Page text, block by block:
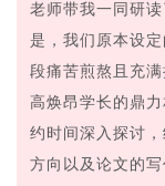
老师带我一同研
是，我们原本设
段痛苦煎熬且充
高焕昂学长的鼎
约时间深入探讨
方向以及论文的